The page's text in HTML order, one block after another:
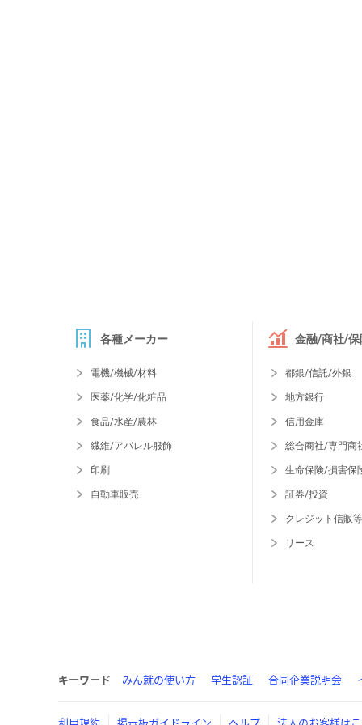
各種メーカー
電機/機械/材料
医薬/化学/化粧品
食品/水産/農林
繊維/アパレル服飾
印刷
自動車販売
金融/商社/保
都銀/信託/外銀
地方銀行
信用金庫
総合商社/専門商
生命保険/損害保
証券/投資
クレジット信販等
リース
キーワード みん就の使い方 学生認証 合同企業説明会